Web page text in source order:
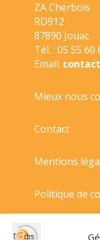
ZA Cherbois
RD912
87890 Jouac
Tél. : 05 55 60
Email:
Mieux nous
Contact
Mentions
Politique de
Politique de